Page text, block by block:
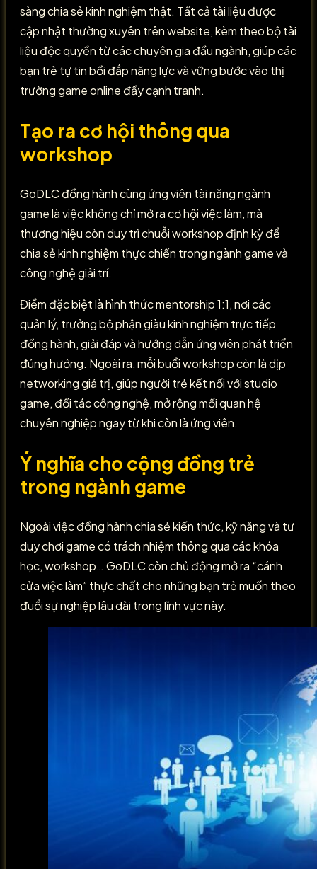
sàng chia sẻ kinh nghiệm thật. Tất cả tài liệu được
cập nhật thường xuyên trên website, kèm theo bộ tài
liệu độc quyền từ các chuyên gia đầu ngành, giúp các
bạn trẻ tự tin bồi đắp năng lực và vững bước vào thị
trường game online đầy cạnh tranh.
Tạo ra cơ hội thông qua
workshop
GoDLC đồng hành cùng ứng viên tài năng ngành
game là việc không chỉ mở ra cơ hội việc làm, mà
thương hiệu còn duy trì chuỗi workshop định kỳ để
chia sẻ kinh nghiệm thực chiến trong ngành game và
công nghệ giải trí.
Điểm đặc biệt là hình thức mentorship 1:1, nơi các
quản lý, trưởng bộ phận giàu kinh nghiệm trực tiếp
đồng hành, giải đáp và hướng dẫn ứng viên phát triển
đúng hướng. Ngoài ra, mỗi buổi workshop còn là dịp
networking giá trị, giúp người trẻ kết nối với studio
game, đối tác công nghệ, mở rộng mối quan hệ
chuyên nghiệp ngay từ khi còn là ứng viên.
Ý nghĩa cho cộng đồng trẻ
trong ngành game
Ngoài việc đồng hành chia sẻ kiến thức, kỹ năng và tư
duy chơi game có trách nhiệm thông qua các khóa
học, workshop… GoDLC còn chủ động mở ra “cánh
cửa việc làm” thực chất cho những bạn trẻ muốn theo
đuổi sự nghiệp lâu dài trong lĩnh vực này.